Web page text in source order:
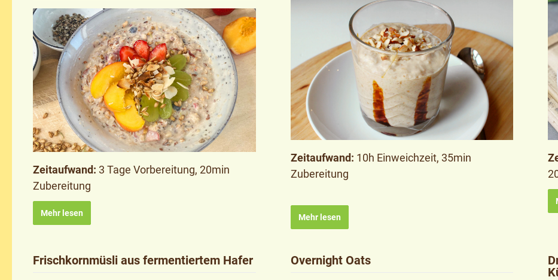
Zeitaufwand: 3 Tage Vorbereitung, 20min
Zubereitung
Mehr lesen
Zeitaufwand: 10h Einweichzeit, 35min
Zubereitung
Mehr lesen
Frischkornmüsli aus fermentiertem Hafer Overnight Oats